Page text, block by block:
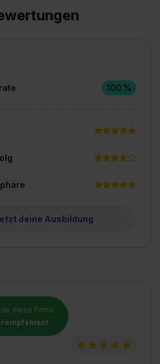
diese Firma
100 %
deine Ausbildung